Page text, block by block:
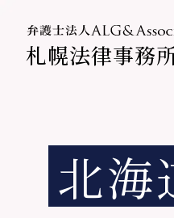
札幌法律事務
北海